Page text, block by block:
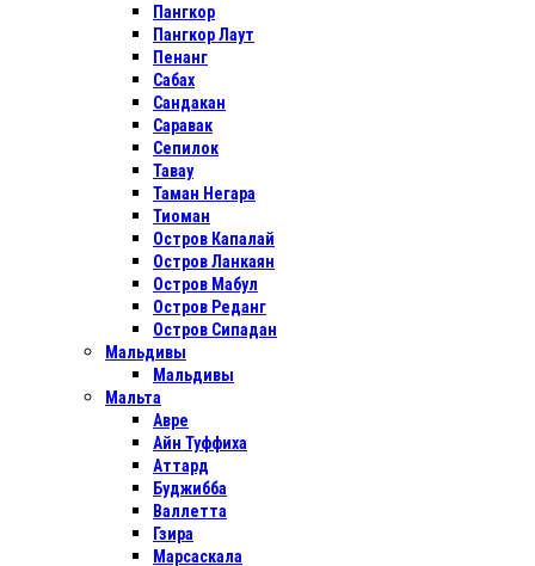
Пангкор
Пангкор Лаут
Пенанг
Сабах
Сандакан
Саравак
Сепилок
Тавау
Таман Негара
Тиоман
Остров Капалай
Остров Ланкаян
Остров Мабул
Остров Реданг
Остров Сипадан
Мальдивы
Мальдивы
Мальта
Авре
Айн Туффиха
Аттард
Буджибба
Валлетта
Гзира
Марсаскала